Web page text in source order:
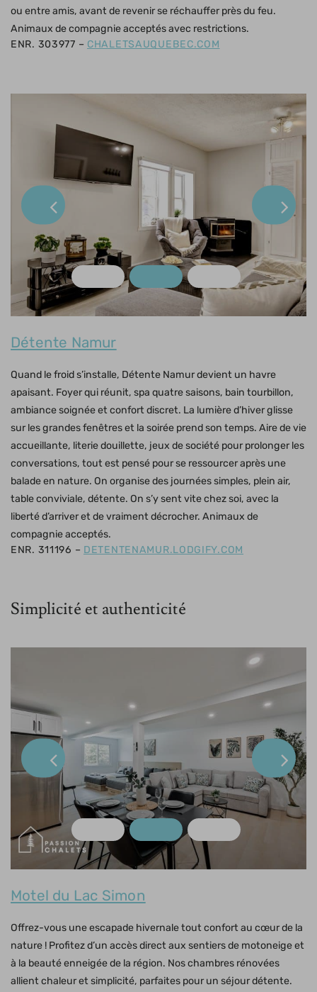
ou entre amis, avant de revenir se réchauffer près du feu.
Animaux de compagnie acceptés avec restrictions.
ENR. 303977 – CHALETSAUQUEBEC.COM
Détente Namur
Quand le froid s’installe, Détente Namur devient un havre
apaisant. Foyer qui réunit, spa quatre saisons, bain tourbillon,
ambiance soignée et confort discret. La lumière d’hiver glisse
sur les grandes fenêtres et la soirée prend son temps. Aire de vie
accueillante, literie douillette, jeux de société pour prolonger les
conversations, tout est pensé pour se ressourcer après une
balade en nature. On organise des journées simples, plein air,
table conviviale, détente. On s’y sent vite chez soi, avec la
liberté d’arriver et de vraiment décrocher. Animaux de
compagnie acceptés.
ENR. 311196 – DETENTENAMUR.LODGIFY.COM
Simplicité et authenticité
Motel du Lac Simon
Offrez-vous une escapade hivernale tout confort au cœur de la
nature ! Profitez d’un accès direct aux sentiers de motoneige et
à la beauté enneigée de la région. Nos chambres rénovées
allient chaleur et simplicité, parfaites pour un séjour détente.